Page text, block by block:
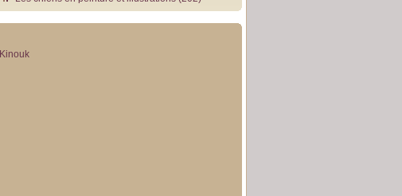
Kinouk